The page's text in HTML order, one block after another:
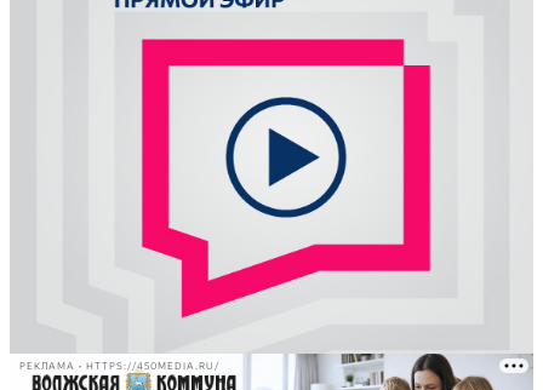
РЕКЛАМА • HTTPS://450MEDIA.RU/